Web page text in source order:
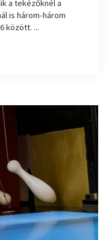
a tekézőknél a
is három-három
között. ...